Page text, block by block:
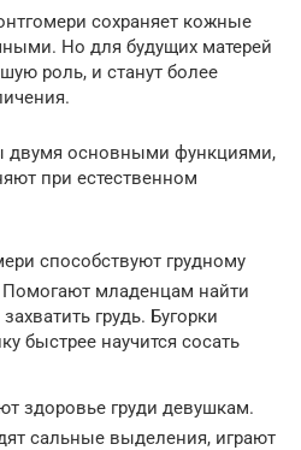
сохраняет кожные
Но для будущих матерей
роль, и станут более
двумя основными функциями,
при естественном
способствуют грудному
младенцам найти
грудь. Бугорки
быстрее научится сосать
здоровье груди девушкам.
сальные выделения, играют